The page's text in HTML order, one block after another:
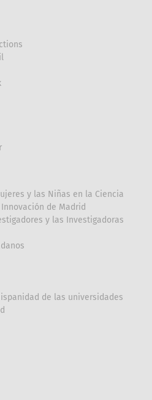
y las Niñas en la Ciencia
de Madrid
y las Investigadoras
de las universidades